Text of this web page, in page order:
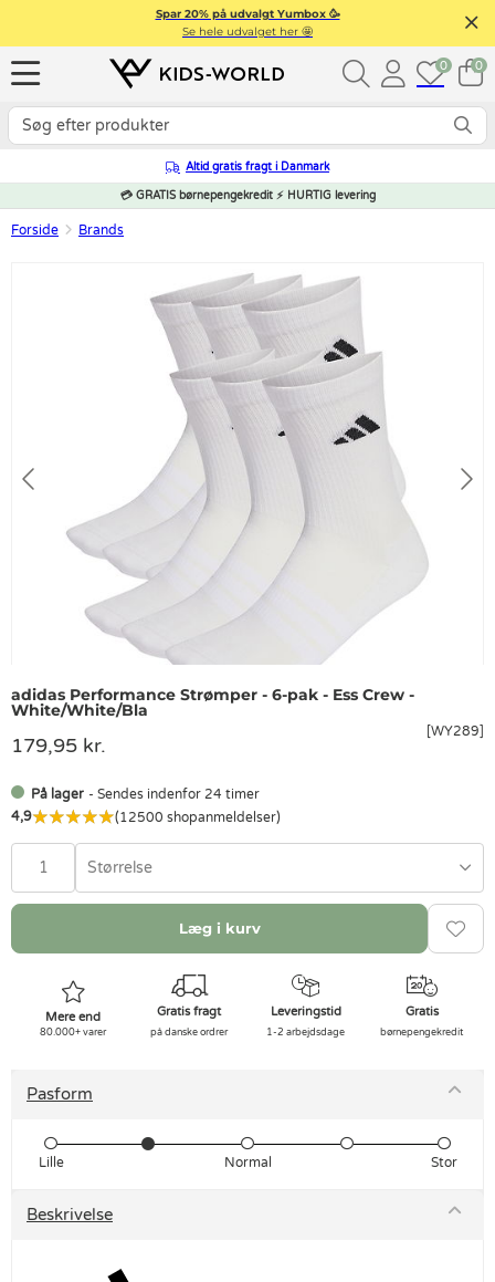
Spar 20% på udvalgt Yumbox 🥳
Se hele udvalget her 🤩
0 0
Altid gratis fragt i Danmark
💳 GRATIS børnepengekredit ⚡ HURTIG levering
Forside Brands
adidas Performance Strømper - 6-pak - Ess Crew -
White/White/Bla
[WY289]
179,95 kr.
På lager - Sendes indenfor 24 timer
4,9
(12500 shopanmeldelser)
Størrelse
Læg i kurv
Mere end
80.000+ varer
Gratis fragt
på danske ordrer
Leveringstid
1-2 arbejdsdage
Gratis
børnepengekredit
Pasform
Lille Normal Stor
Beskrivelse